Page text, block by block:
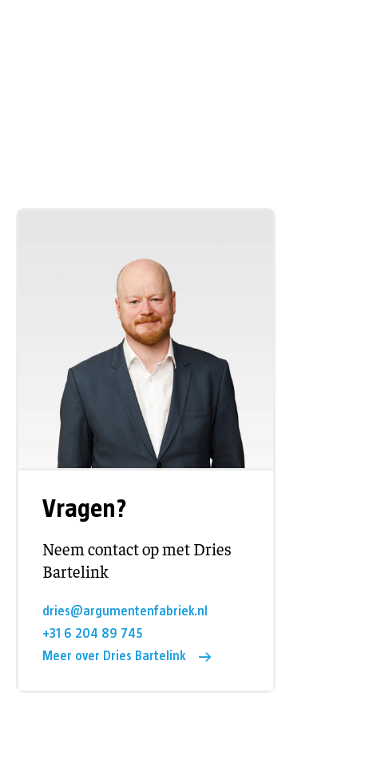
Vragen?
Neem contact op met Dries
Bartelink
dries@argumentenfabriek.nl
+31 6 204 89 745
Meer over Dries Bartelink